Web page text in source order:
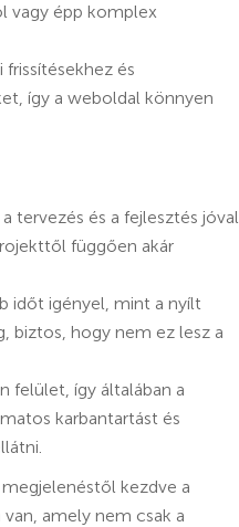
vagy épp komplex
és
így a weboldal könnyen
tervezés és a fejlesztés jóval
függően akár
időt igényel, mint a nyílt
biztos, hogy nem ez lesz a
felület, így általában a
karbantartást és
kezdve a
amely nem csak a